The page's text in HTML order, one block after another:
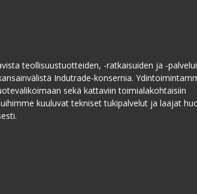
teollisuustuotteiden, -ratkaisuiden ja -
Indutrade-konsernia.
sekä kattaviin toimialakohtaisiin
kuuluvat tekniset tukipalvelut ja laajat